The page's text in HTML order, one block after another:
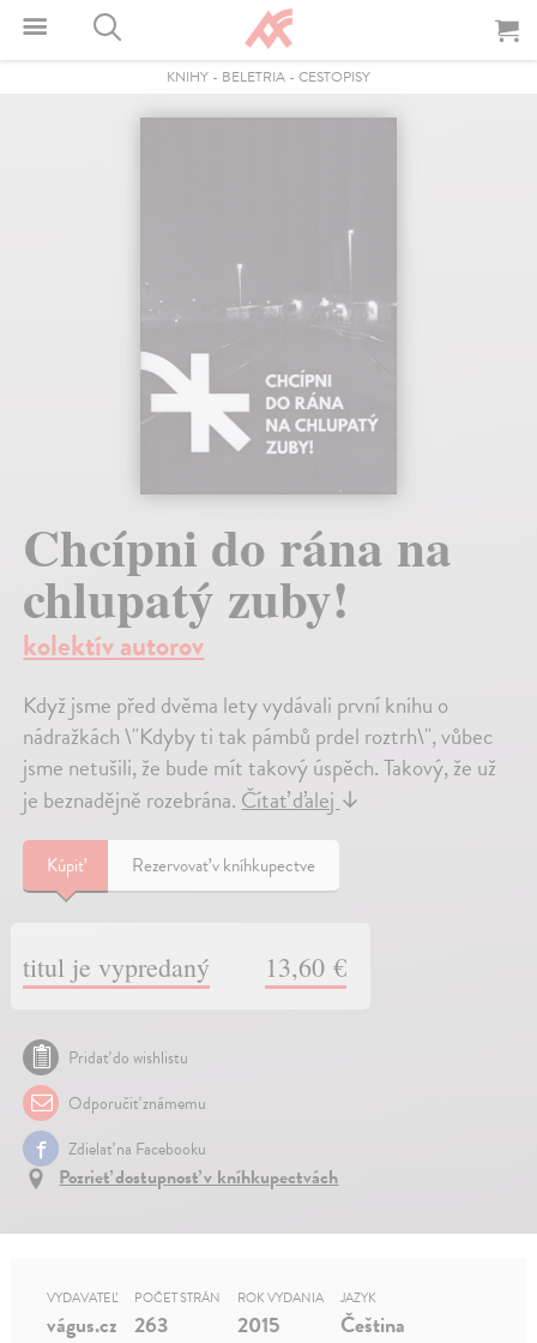
KNIHY - BELETRIA - CESTOPISY
Chcípni do rána na
chlupatý zuby!
kolektív autorov
Když jsme před dvěma lety vydávali první knihu o
nádražkách \"Kdyby ti tak pámbů prdel roztrh\", vůbec
jsme netušili, že bude mít takový úspěch. Takový, že už
je beznadějně rozebrána.Čítať ďalej↓
Kúpiť Rezervovať v kníhkupectve
titul je vypredaný 13,60 €
Pridať do wishlistu
Odporučiť známemu
Zdielať na Facebooku
Pozrieť dostupnosť v kníhkupectvách
VYDAVATEĽ
vágus.cz
POČET STRÁN
263
ROK VYDANIA
2015
JAZYK
Čeština